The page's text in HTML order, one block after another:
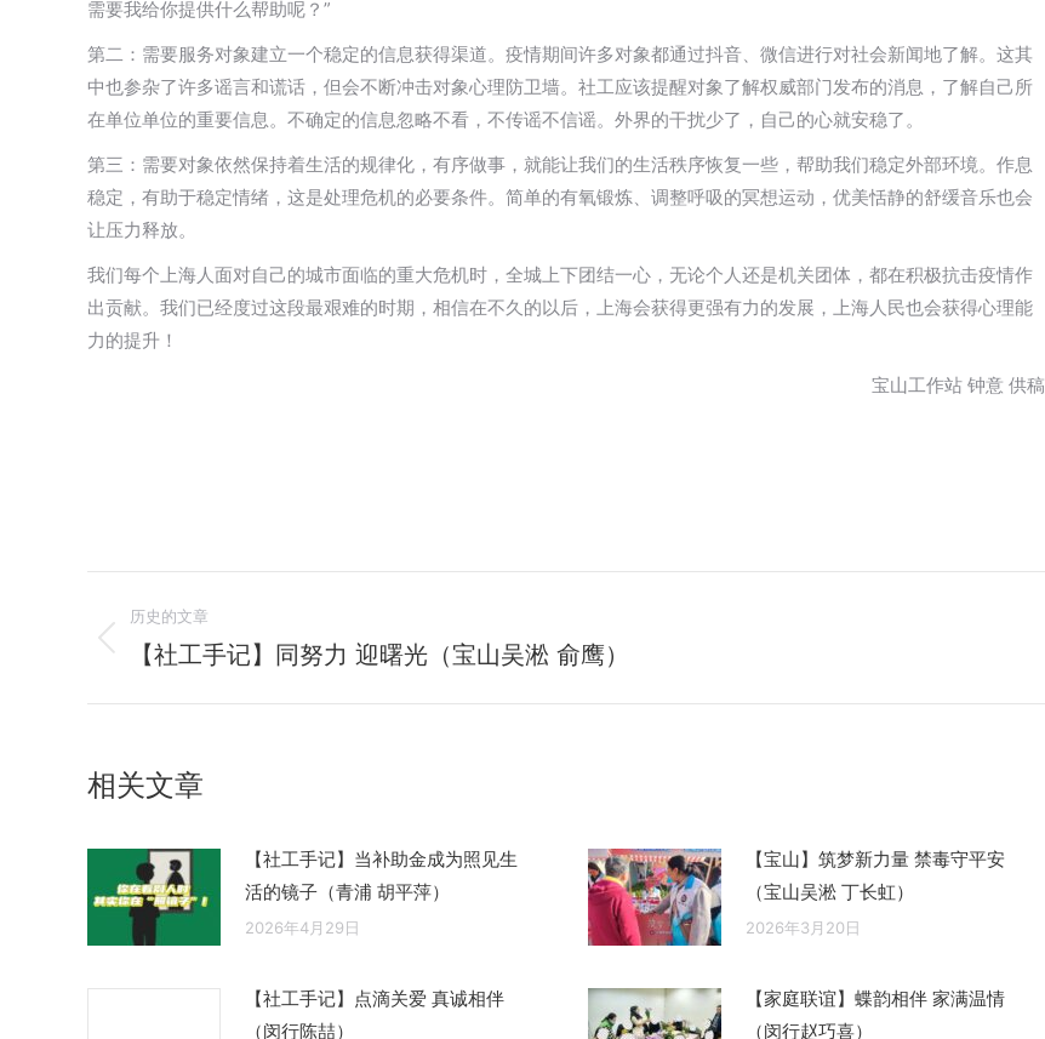
需要我给你提供什么帮助呢？”
第二：需要服务对象建立一个稳定的信息获得渠道。疫情期间许多对象都通过抖音、微信进行对社会新闻地了解。这其
中也参杂了许多谣言和谎话，但会不断冲击对象心理防卫墙。社工应该提醒对象了解权威部门发布的消息，了解自己所
在单位单位的重要信息。不确定的信息忽略不看，不传谣不信谣。外界的干扰少了，自己的心就安稳了。
第三：需要对象依然保持着生活的规律化，有序做事，就能让我们的生活秩序恢复一些，帮助我们稳定外部环境。作息
稳定，有助于稳定情绪，这是处理危机的必要条件。简单的有氧锻炼、调整呼吸的冥想运动，优美恬静的舒缓音乐也会
让压力释放。
我们每个上海人面对自己的城市面临的重大危机时，全城上下团结一心，无论个人还是机关团体，都在积极抗击疫情作
出贡献。我们已经度过这段最艰难的时期，相信在不久的以后，上海会获得更强有力的发展，上海人民也会获得心理能
力的提升！
宝山工作站 钟意 供稿
章
导
历史的文章
历
章：
【社工手记】同努力 迎曙光（宝山吴淞 俞鹰）
相关文章
【社工手记】当补助金成为照见生
活的镜子（青浦 胡平萍）
2026年4月29日
【宝山】筑梦新力量 禁毒守平安
（宝山吴淞 丁长虹）
2026年3月20日
【社工手记】点滴关爱 真诚相伴
（闵行陈喆）
【家庭联谊】蝶韵相伴 家满温情
（闵行赵巧喜）